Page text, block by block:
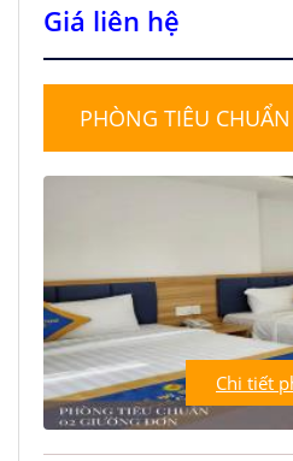
Giá liên hệ
PHÒNG TIÊU
Chi tiết